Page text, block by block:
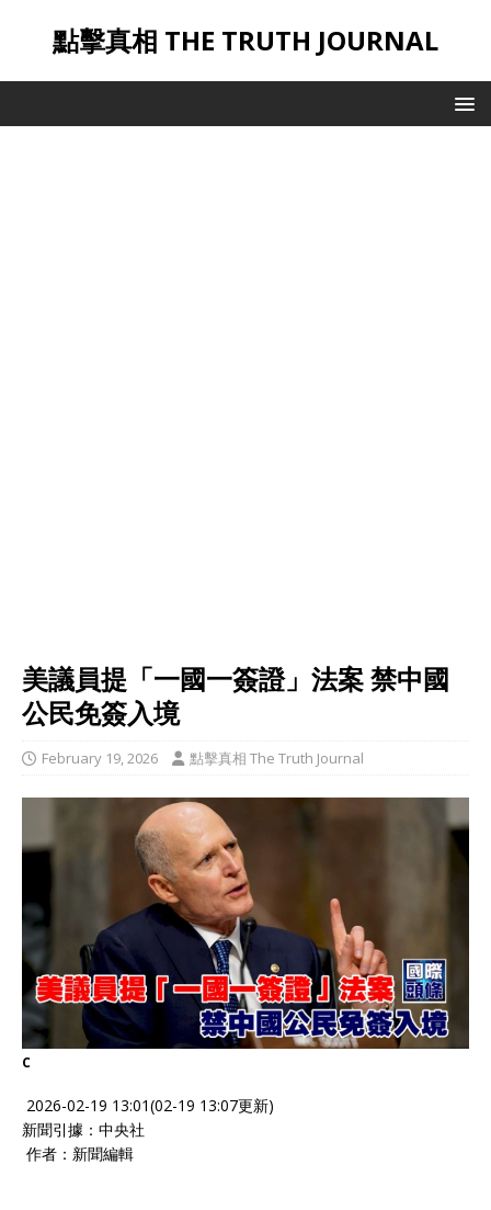
點擊真相 THE TRUTH JOURNAL
美議員提「一國一簽證」法案 禁中國
公民免簽入境
February 19, 2026 點擊真相 The Truth Journal
C
2026-02-19 13:01(02-19 13:07更新)
新聞引據：中央社
作者：新聞編輯